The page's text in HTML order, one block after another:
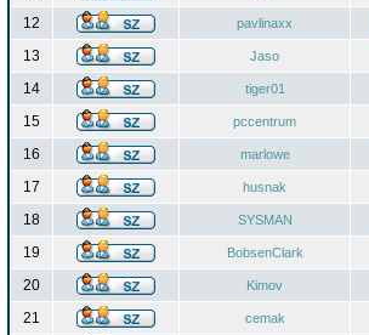
12
pavlinaxx
13
Jaso
14
tiger01
15
pccentrum
16
marlowe
17
husnak
18
SYSMAN
19
BobsenClark
20
Kimov
21
cemak